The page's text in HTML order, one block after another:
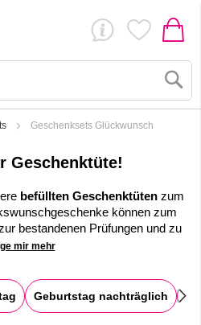
Geschenksets Glückwunsch
Geschenktüte!
befüllten Geschenktüten zum
können zum
bestandenen Prüfungen und zu
werden.
für viele Anlässe ein
mir mehr
Geburtstag nachträglich